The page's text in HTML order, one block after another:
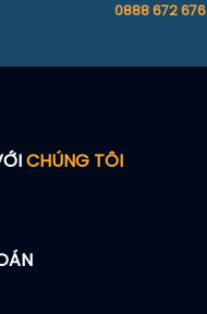
0888 672 676
CHÚNG TÔI